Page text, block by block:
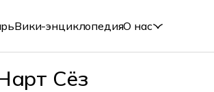
Вики-энциклопедияО нас
Сёз